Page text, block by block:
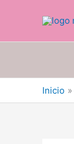
Inicio